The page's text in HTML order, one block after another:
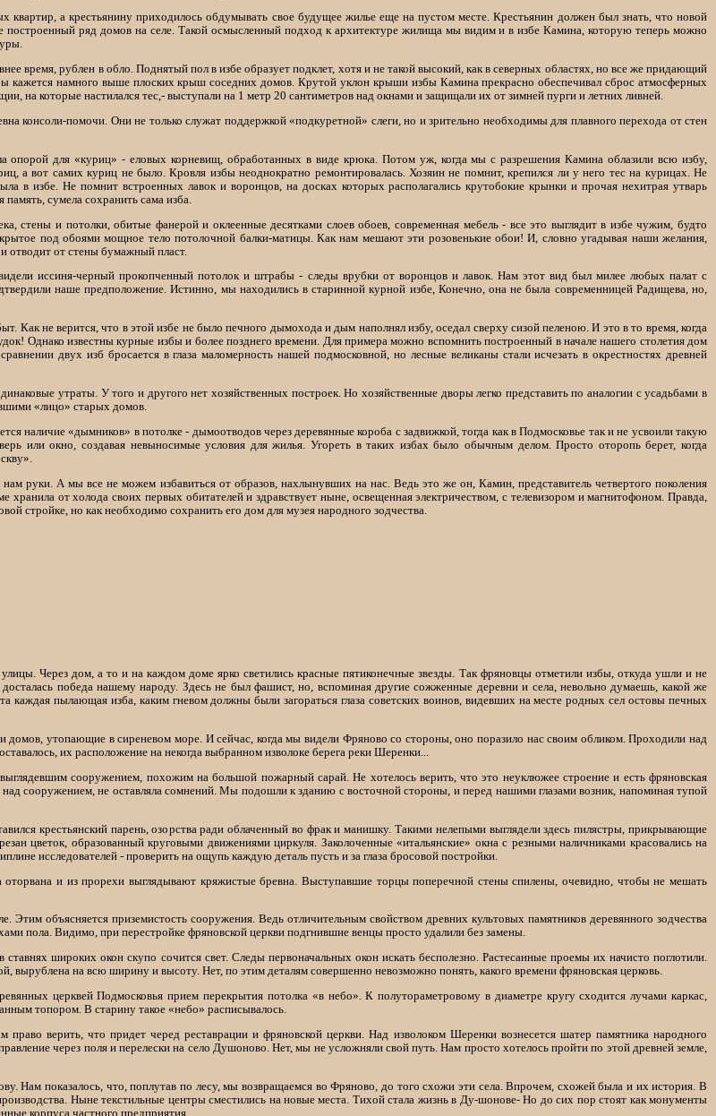
а крестьянину приходилось обдумывать свое будущее жилье еще на пустом месте. Крестьянин должен был знать, что новой
построенный ряд домов на селе. Такой осмысленный подход к архитектуре жилища мы видим и в избе Камина, которую теперь можно
время, рублен в обло. Поднятый пол в избе образует подклет, хотя и не такой высокий, как в северных областях, но все же придающий
кажется намного выше плоских крыш соседних домов. Крутой уклон крыши избы Камина прекрасно обеспечивал сброс атмосферных
на которые настилался тес,- выступали на 1 метр 20 сантиметров над окнами и защищали их от зимней пурги и летних ливней.
консоли-помочи. Они не только служат поддержкой «подкуретной» слеги, но и зрительно необходимы для плавного перехода от стен
опорой для «куриц» - еловых корневищ, обработанных в виде крюка. Потом уж, когда мы с разрешения Камина облазили всю избу,
а вот самих куриц не было. Кровля избы неоднократно ремонтировалась. Хозяин не помнит, крепился ли у него тес на курицах. Не
в избе. Не помнит встроенных лавок и воронцов, на досках которых располагались крутобокие крынки и прочая нехитрая утварь
память, сумела сохранить сама изба.
стены и потолки, обитые фанерой и оклеенные десятками слоев обоев, современная мебель - все это выглядит в избе чужим, будто
под обоями мощное тело потолочной балки-матицы. Как нам мешают эти розовенькие обои! И, словно угадывая наши желания,
отводит от стены бумажный пласт.
иссиня-черный прокопченный потолок и штрабы - следы врубки от воронцов и лавок. Нам этот вид был милее любых палат с
наше предположение. Истинно, мы находились в старинной курной избе, Конечно, она не была современницей Радищева, но,
Как не верится, что в этой избе не было печного дымохода и дым наполнял избу, оседал сверху сизой пеленою. И это в то время, когда
Однако известны курные избы и более позднего времени. Для примера можно вспомнить построенный в начале нашего столетия дом
двух изб бросается в глаза маломерность нашей подмосковной, но лесные великаны стали исчезать в окрестностях древней
утраты. У того и другого нет хозяйственных построек. Но хозяйственные дворы легко представить по аналогии с усадьбами в
«лицо» старых домов.
наличие «дымников» в потолке - дымоотводов через деревянные короба с задвижкой, тогда как в Подмосковье так и не усвоили такую
или окно, создавая невыносимые условия для жилья. Угореть в таких избах было обычным делом. Просто оторопь берет, когда
руки. А мы все не можем избавиться от образов, нахлынувших на нас. Ведь это же он, Камин, представитель четвертого поколения
хранила от холода своих первых обитателей и здравствует ныне, освещенная электричеством, с телевизором и магнитофоном. Правда,
стройке, но как необходимо сохранить его дом для музея народного зодчества.
Через дом, а то и на каждом доме ярко светились красные пятиконечные звезды. Так фряновцы отметили избы, откуда ушли и не
победа нашему народу. Здесь не был фашист, но, вспоминая другие сожженные деревни и села, невольно думаешь, какой же
каждая пылающая изба, каким гневом должны были загораться глаза советских воинов, видевших на месте родных сел остовы печных
утопающие в сиреневом море. И сейчас, когда мы видели Фряново со стороны, оно поразило нас своим обликом. Проходили над
их расположение на некогда выбранном изволоке берега реки Шеренки...
сооружением, похожим на большой пожарный сарай. Не хотелось верить, что это неуклюжее строение и есть фряновская
над сооружением, не оставляла сомнений. Мы подошли к зданию с восточной стороны, и перед нашими глазами возник, напоминая тупой
крестьянский парень, озорства ради облаченный во фрак и манишку. Такими нелепыми выглядели здесь пилястры, прикрывающие
цветок, образованный круговыми движениями циркуля. Заколоченные «итальянские» окна с резными наличниками красовались на
исследователей - проверить на ощупь каждую деталь пусть и за глаза бросовой постройки.
оторвана и из прорехи выглядывают кряжистые бревна. Выступавшие торцы поперечной стены спилены, очевидно, чтобы не мешать
Этим объясняется приземистость сооружения. Ведь отличительным свойством древних культовых памятников деревянного зодчества
пола. Видимо, при перестройке фряновской церкви подгнившие венцы просто удалили без замены.
широких окон скупо сочится свет. Следы первоначальных окон искать бесполезно. Растесанные проемы их начисто поглотили.
вырублена на всю ширину и высоту. Нет, по этим деталям совершенно невозможно понять, какого времени фряновская церковь.
церквей Подмосковья прием перекрытия потолка «в небо». К полутораметровому в диаметре кругу сходится лучами каркас,
топором. В старину такое «небо» расписывалось.
верить, что придет черед реставрации и фряновской церкви. Над изволоком Шеренки вознесется шатер памятника народного
через поля и перелески на село Душоново. Нет, мы не усложняли свой путь. Нам просто хотелось пройти по этой древней земле,
Нам показалось, что, поплутав по лесу, мы возвращаемся во Фряново, до того схожи эти села. Впрочем, схожей была и их история. В
Ныне текстильные центры сместились на новые места. Тихой стала жизнь в Ду-шонове- Но до сих пор стоят как монументы
корпуса частного предприятия.